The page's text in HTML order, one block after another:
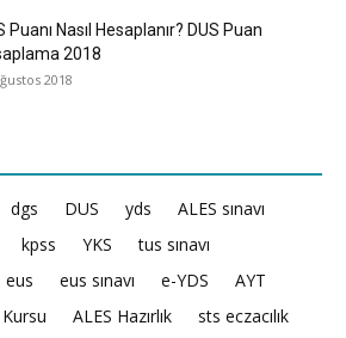
Puanı Nasıl Hesaplanır? DUS Puan
2018
2018
dgs DUS yds
ALES sınavı
kpss YKS
tus sınavı
eus eus sınavı e-YDS
AYT
ALES Hazırlık
sts eczacılık